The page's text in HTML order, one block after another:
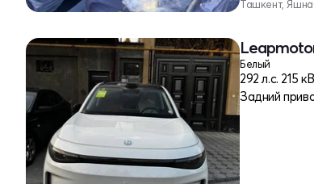
Ташкент,
Белый
Задний